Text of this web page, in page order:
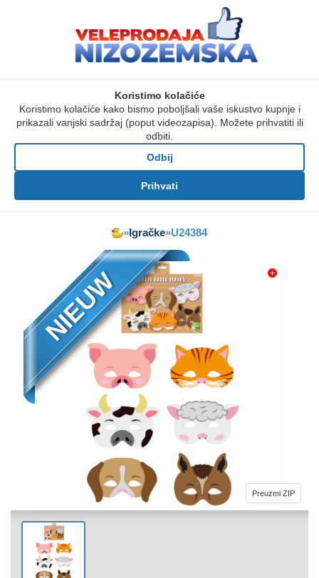
Koristimo kolačiće
Koristimo kolačiće kako bismo poboljšali vaše iskustvo kupnje i
prikazali vanjski sadržaj (poput videozapisa). Možete prihvatiti ili
odbiti.
Odbij
Prihvati
»Igračke»U24384
NIEUW
Preuzmi ZIP